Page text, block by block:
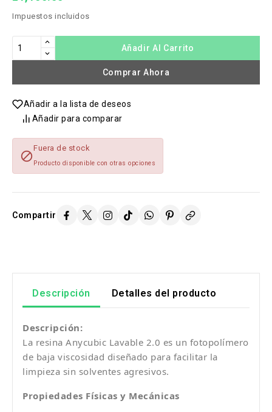
Impuestos incluidos
Añadir Al Carrito
Comprar Ahora
Añadir a la lista de deseos
Añadir para comparar

Fuera de stock
Producto disponible con otras opciones
Compartir
Descripción Detalles del producto
Descripción:
La resina Anycubic Lavable 2.0 es un fotopolímero
de baja viscosidad diseñado para facilitar la
limpieza sin solventes agresivos.
Propiedades Físicas y Mecánicas